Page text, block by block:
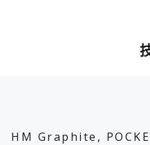
HM Graphite,